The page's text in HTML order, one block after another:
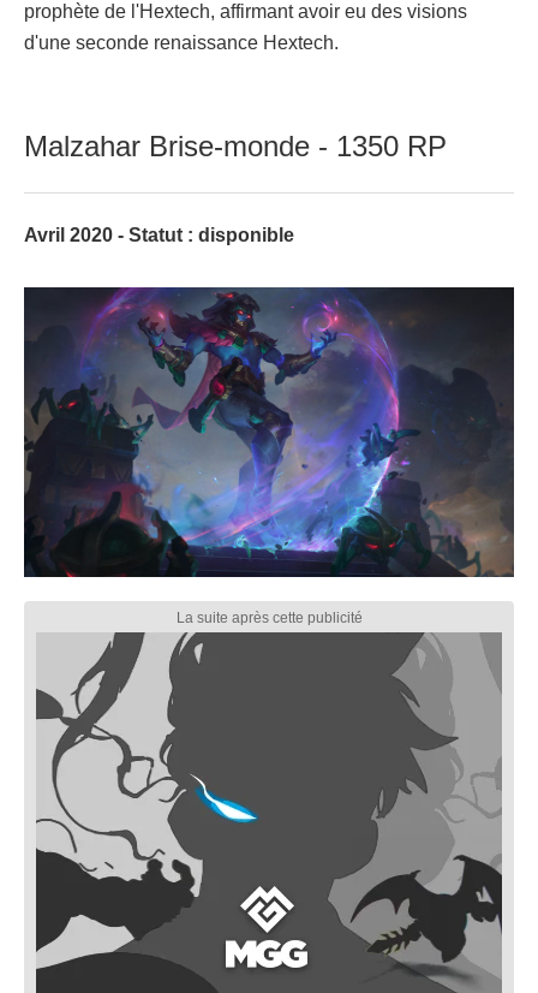
prophète de l'Hextech, affirmant avoir eu des visions
d'une seconde renaissance Hextech.
Malzahar Brise-monde - 1350 RP
Avril 2020 - Statut : disponible